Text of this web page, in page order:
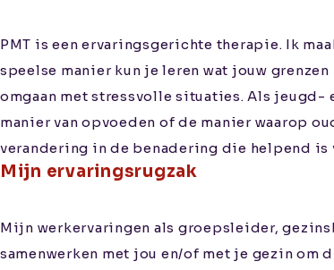
PMT is een ervaringsgerichte therapie. Ik
speelse manier kun je leren wat jouw
omgaan met stressvolle situaties. Als jeugd-
manier van opvoeden of de manier waarop
verandering in de benadering die helpend is
Mijn ervaringsrugzak
Mijn werkervaringen als groepsleider,
samenwerken met jou en/of met je gezin om